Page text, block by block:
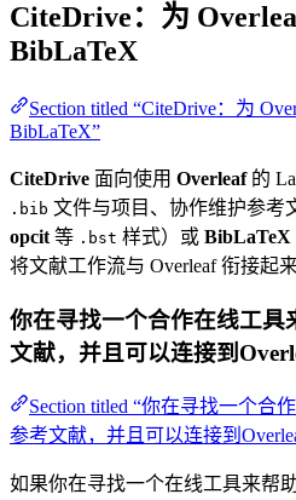
CiteDrive：为
BibLaTeX
Section titled “CiteDrive：为
BibLaTeX”
CiteDrive 面向使用 Overleaf的
.bib 文件与项目、协作维护参考
opcit 等 .bst 样式）或 BibLaTeX
将文献工作流与 Overleaf 衔接起来
你在寻找一个合作在线工具
文献，并且可以连接到
Section titled “你在寻找一个合
参考文献，并且可以连接到
如果你在寻找一个在线工具来帮